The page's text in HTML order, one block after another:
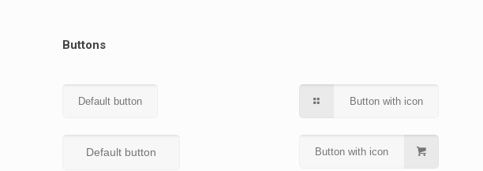
Buttons
Default button
Default button
Button with icon
Button with icon